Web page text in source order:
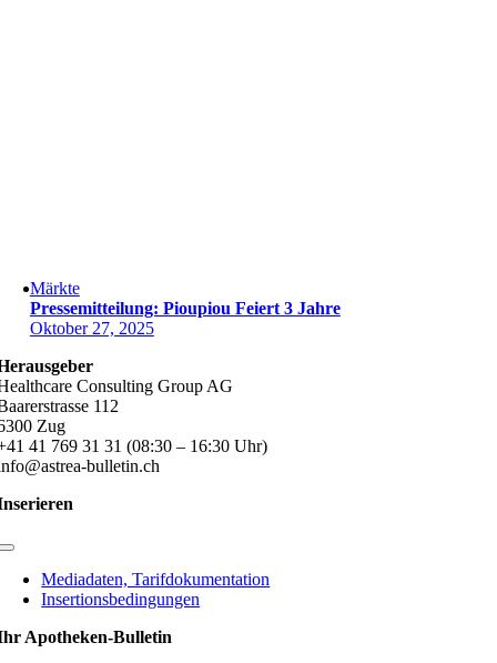
Märkte
Pressemitteilung: Pioupiou Feiert 3 Jahre
Oktober 27, 2025
Consulting Group AG
112
Zug
41 769 31 31 (08:30 – 16:30 Uhr)
bulletin.ch
Toggle
NavigationMediadaten, Tarifdokumentation
Insertionsbedingungen
Apotheken-Bulletin